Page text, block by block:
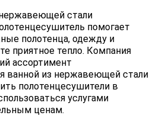
стали
помогает
полотенца, одежду и
приятное тепло. Компания
ассортимент
ванной из нержавеющей стали
полотенцесушители в
услугами
ценам.